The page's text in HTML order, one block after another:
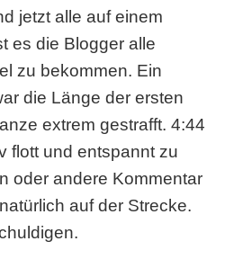
jetzt alle auf einem
es die Blogger alle
zu bekommen. Ein
die Länge der ersten
extrem gestrafft. 4:44
flott und entspannt zu
oder andere Kommentar
auf der Strecke.